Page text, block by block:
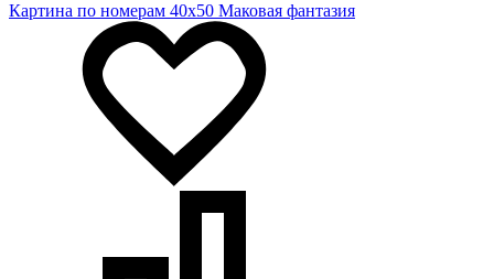
Картина по номерам 40х50 Маковая фантазия